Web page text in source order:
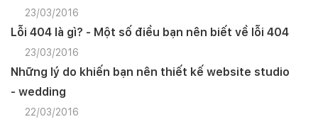
23/03/2016
Lỗi 404 là gì? - Một số điều bạn nên biết về lỗi 404
23/03/2016
Những lý do khiến bạn nên thiết kế website studio
- wedding
22/03/2016